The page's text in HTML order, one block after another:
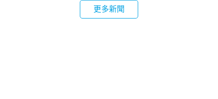
更多新聞